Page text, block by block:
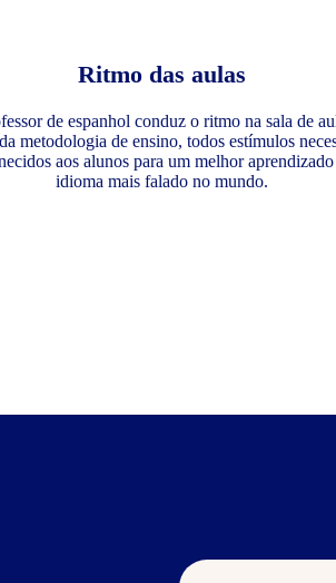
Ritmo das aulas
de espanhol conduz o ritmo na sala de
metodologia de ensino, todos estímulos
aos alunos para um melhor aprendizado
idioma mais falado no mundo.